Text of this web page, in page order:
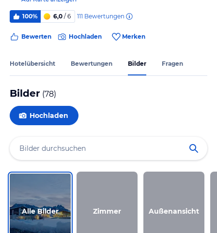
100% 6,0 / 6 111 Bewertungen
Bewerten Hochladen Merken
Hotelübersicht Bewertungen Bilder Fragen
Bilder (78)
Hochladen
Alle Bilder Zimmer Außenansicht